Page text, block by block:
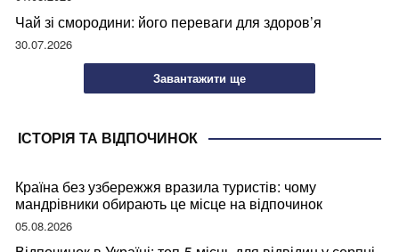
Чай зі смородини: його переваги для здоров’я
30.07.2026
Завантажити ще
ІСТОРІЯ ТА ВІДПОЧИНОК
Країна без узбережжя вразила туристів: чому
мандрівники обирають це місце на відпочинок
05.08.2026